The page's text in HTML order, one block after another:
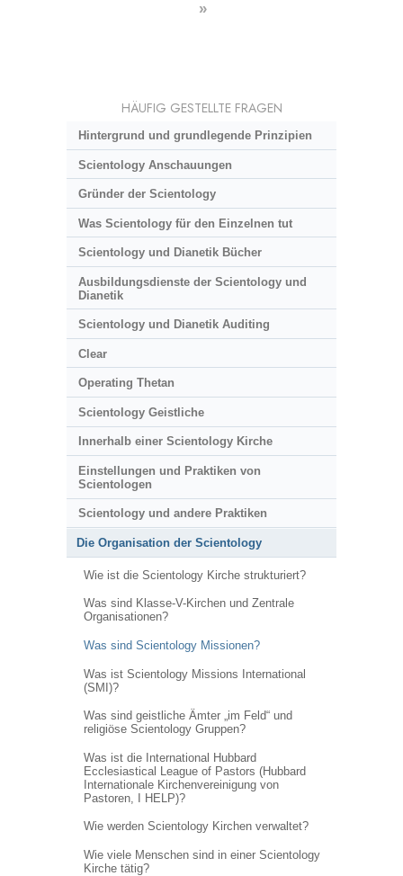
»
HÄUFIG GESTELLTE FRAGEN
Hintergrund und grundlegende Prinzipien
Scientology Anschauungen
Gründer der Scientology
Was Scientology für den Einzelnen tut
Scientology und Dianetik Bücher
Ausbildungsdienste der Scientology und
Dianetik
Scientology und Dianetik Auditing
Clear
Operating Thetan
Scientology Geistliche
Innerhalb einer Scientology Kirche
Einstellungen und Praktiken von
Scientologen
Scientology und andere Praktiken
Die Organisation der Scientology
Wie ist die Scientology Kirche strukturiert?
Was sind Klasse-V-Kirchen und Zentrale
Organisationen?
Was sind Scientology Missionen?
Was ist Scientology Missions International
(SMI)?
Was sind geistliche Ämter „im Feld“ und
religiöse Scientology Gruppen?
Was ist die International Hubbard
Ecclesiastical League of Pastors (Hubbard
Internationale Kirchenvereinigung von
Pastoren, I HELP)?
Wie werden Scientology Kirchen verwaltet?
Wie viele Menschen sind in einer Scientology
Kirche tätig?